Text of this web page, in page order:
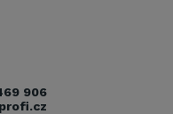
906